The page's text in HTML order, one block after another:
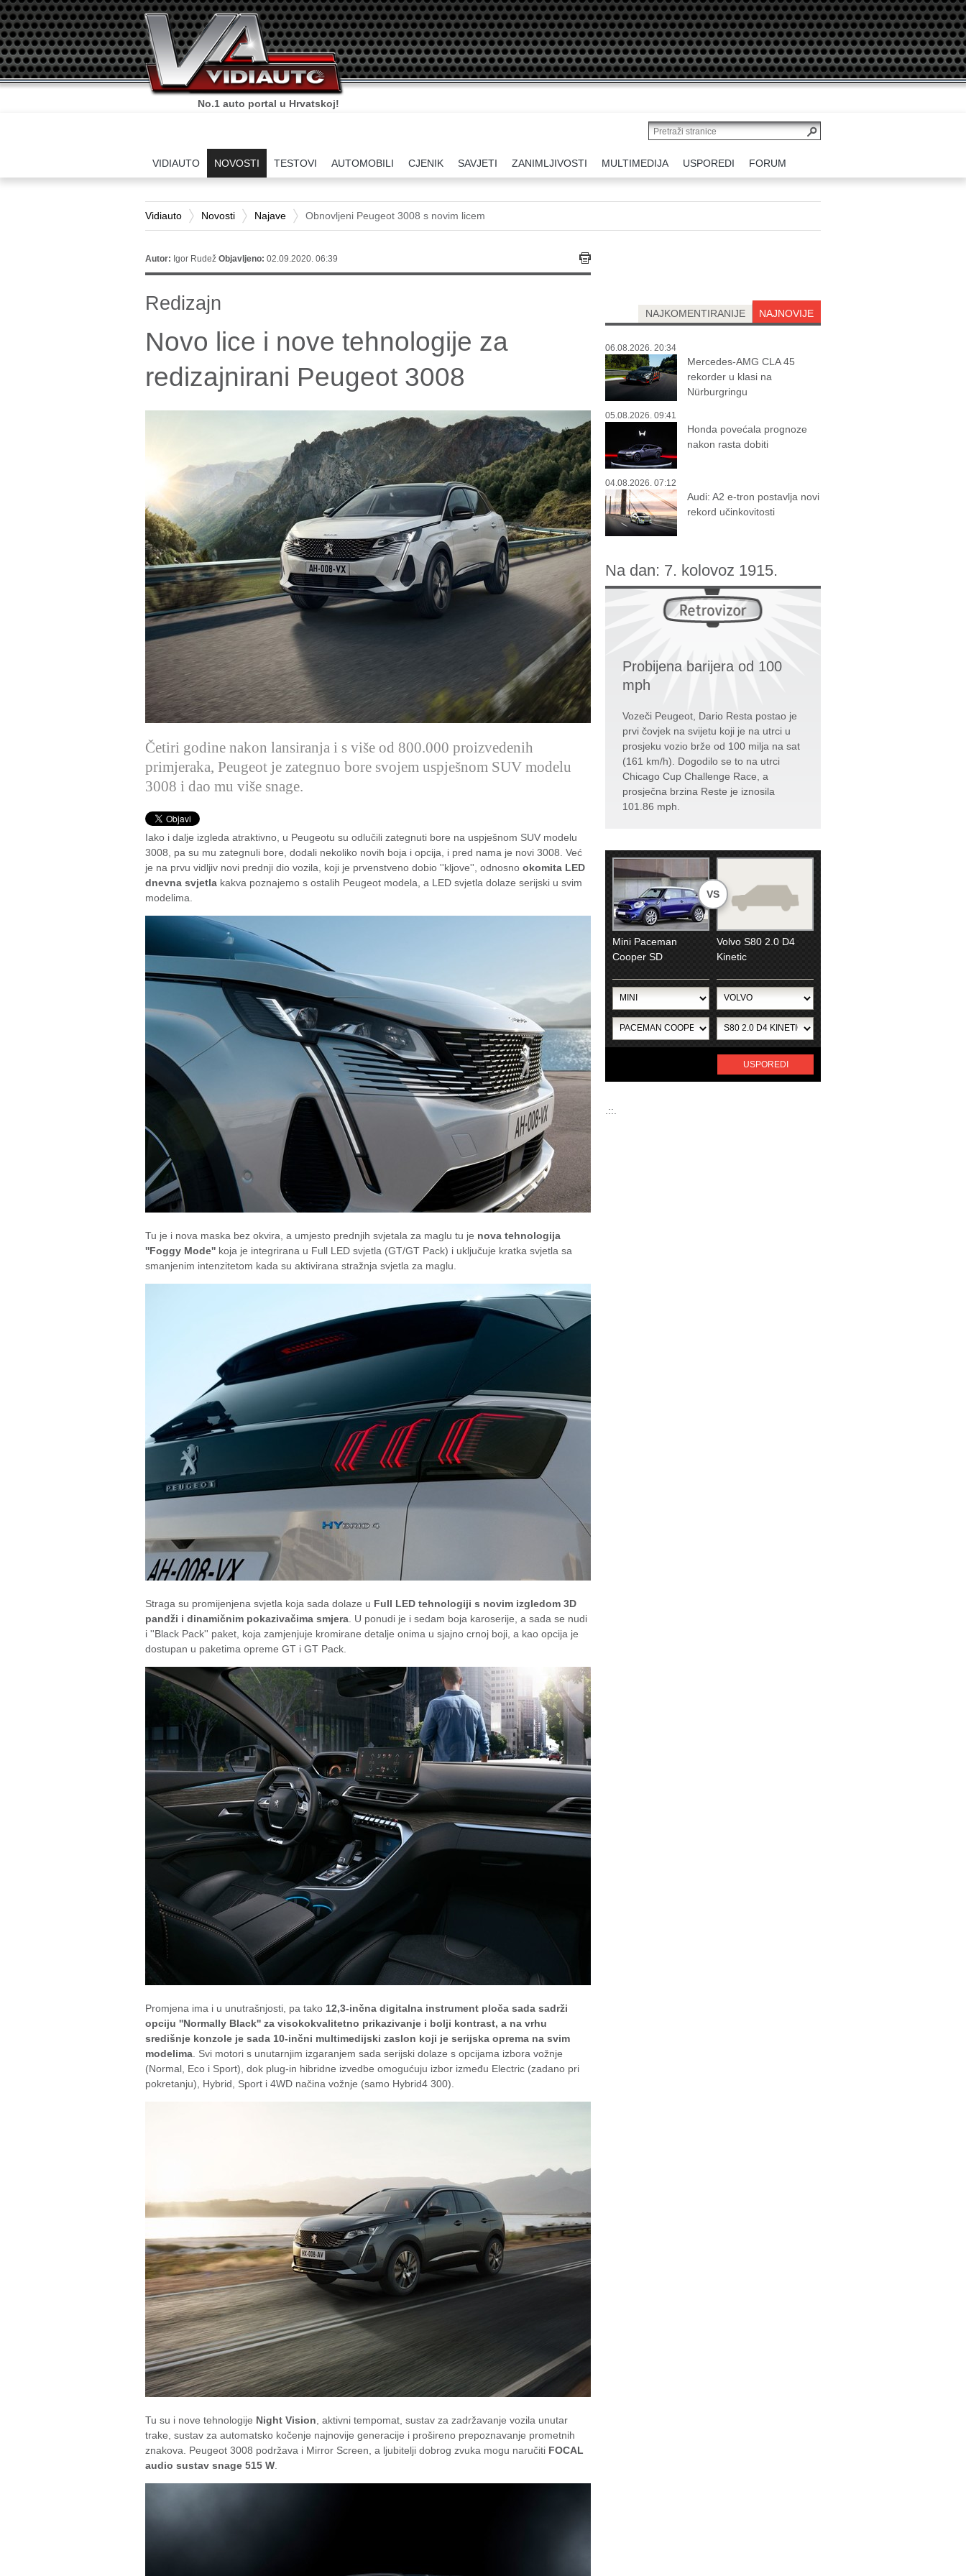
No.1 auto portal u Hrvatskoj!
VIDIAUTO NOVOSTI TESTOVI AUTOMOBILI CJENIK SAVJETI ZANIMLJIVOSTI MULTIMEDIJA USPOREDI FORUM
Vidiauto Novosti Najave Obnovljeni Peugeot 3008 s novim licem
Autor: Igor Rudež Objavljeno: 02.09.2020. 06:39
Redizajn
Novo lice i nove tehnologije za
redizajnirani Peugeot 3008
Četiri godine nakon lansiranja i s više od 800.000 proizvedenih
primjeraka, Peugeot je zategnuo bore svojem uspješnom SUV modelu
3008 i dao mu više snage.
Iako i dalje izgleda atraktivno, u Peugeotu su odlučili zategnuti bore na uspješnom SUV modelu
3008, pa su mu zategnuli bore, dodali nekoliko novih boja i opcija, i pred nama je novi 3008. Već
je na prvu vidljiv novi prednji dio vozila, koji je prvenstveno dobio ''kljove'', odnosno okomita LED
dnevna svjetla kakva poznajemo s ostalih Peugeot modela, a LED svjetla dolaze serijski u svim
modelima.
Tu je i nova maska bez okvira, a umjesto prednjih svjetala za maglu tu je nova tehnologija
''Foggy Mode'' koja je integrirana u Full LED svjetla (GT/GT Pack) i uključuje kratka svjetla sa
smanjenim intenzitetom kada su aktivirana stražnja svjetla za maglu.
Straga su promijenjena svjetla koja sada dolaze u Full LED tehnologiji s novim izgledom 3D
pandži i dinamičnim pokazivačima smjera . U ponudi je i sedam boja karoserije, a sada se nudi
i ''Black Pack'' paket, koja zamjenjuje kromirane detalje onima u sjajno crnoj boji, a kao opcija je
dostupan u paketima opreme GT i GT Pack.
Promjena ima i u unutrašnjosti, pa tako 12,3-inčna digitalna instrument ploča sada sadrži
opciju ''Normally Black'' za visokokvalitetno prikazivanje i bolji kontrast, a na vrhu
središnje konzole je sada 10-inčni multimedijski zaslon koji je serijska oprema na svim
modelima . Svi motori s unutarnjim izgaranjem sada serijski dolaze s opcijama izbora vožnje
(Normal, Eco i Sport), dok plug-in hibridne izvedbe omogućuju izbor između Electric (zadano pri
pokretanju), Hybrid, Sport i 4WD načina vožnje (samo Hybrid4 300).
Tu su i nove tehnologije Night Vision , aktivni tempomat, sustav za zadržavanje vozila unutar
trake, sustav za automatsko kočenje najnovije generacije i prošireno prepoznavanje prometnih
znakova. Peugeot 3008 podržava i Mirror Screen, a ljubitelji dobrog zvuka mogu naručiti FOCAL
audio sustav snage 515 W
NAJNOVIJE
NAJKOMENTIRANIJE
06.08.2026. 20:34
Mercedes-AMG CLA 45
rekorder u klasi na
Nürburgringu
05.08.2026. 09:41
Honda povećala prognoze
nakon rasta dobiti
04.08.2026. 07:12
Audi: A2 e-tron postavlja novi
rekord učinkovitosti
Na dan: 7. kolovoz 1915.
Probijena barijera od 100
mph
Vozeči Peugeot, Dario Resta postao je
prvi čovjek na svijetu koji je na utrci u
prosjeku vozio brže od 100 milja na sat
(161 km/h). Dogodilo se to na utrci
Chicago Cup Challenge Race, a
prosječna brzina Reste je iznosila
101.86 mph.
VS
Mini Paceman
Cooper SD
Volvo S80 2.0 D4
Kinetic
USPOREDI
.::.